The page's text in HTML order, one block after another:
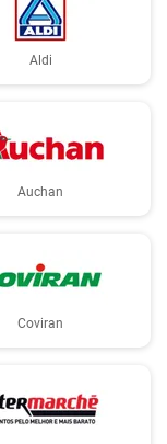
Aldi
Auchan
Coviran